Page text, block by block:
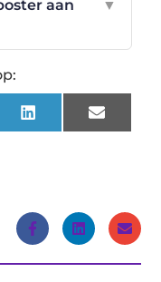
aan
▼
LinkedInEmail